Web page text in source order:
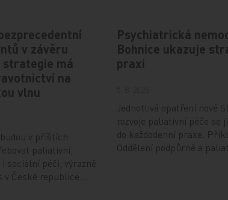
v závěru
strategie má
na
vlnu
v příštích
paliativní,
sociální péči, výrazně
v České republice…
Psychiatrická
Bohnice ukazuje
praxi
Jednotlivá opatření nové
rozvoje paliativní péče se
do každodenní praxe.
Oddělení podpůrné a